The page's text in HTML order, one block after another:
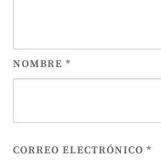
NOMBRE *
CORREO ELECTRÓNICO *